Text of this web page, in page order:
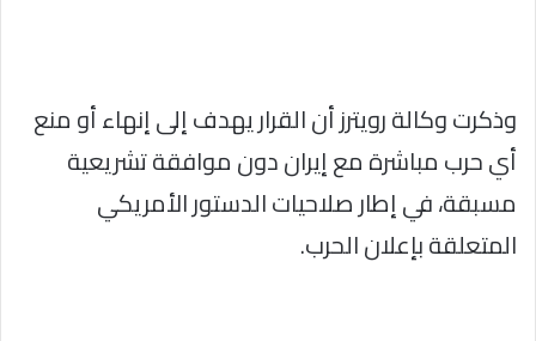
وذكرت وكالة رويترز أن القرار يهدف إلى إنهاء أو منع
أي حرب مباشرة مع إيران دون موافقة تشريعية
مسبقة، في إطار صلاحيات الدستور الأمريكي
المتعلقة بإعلان الحرب.